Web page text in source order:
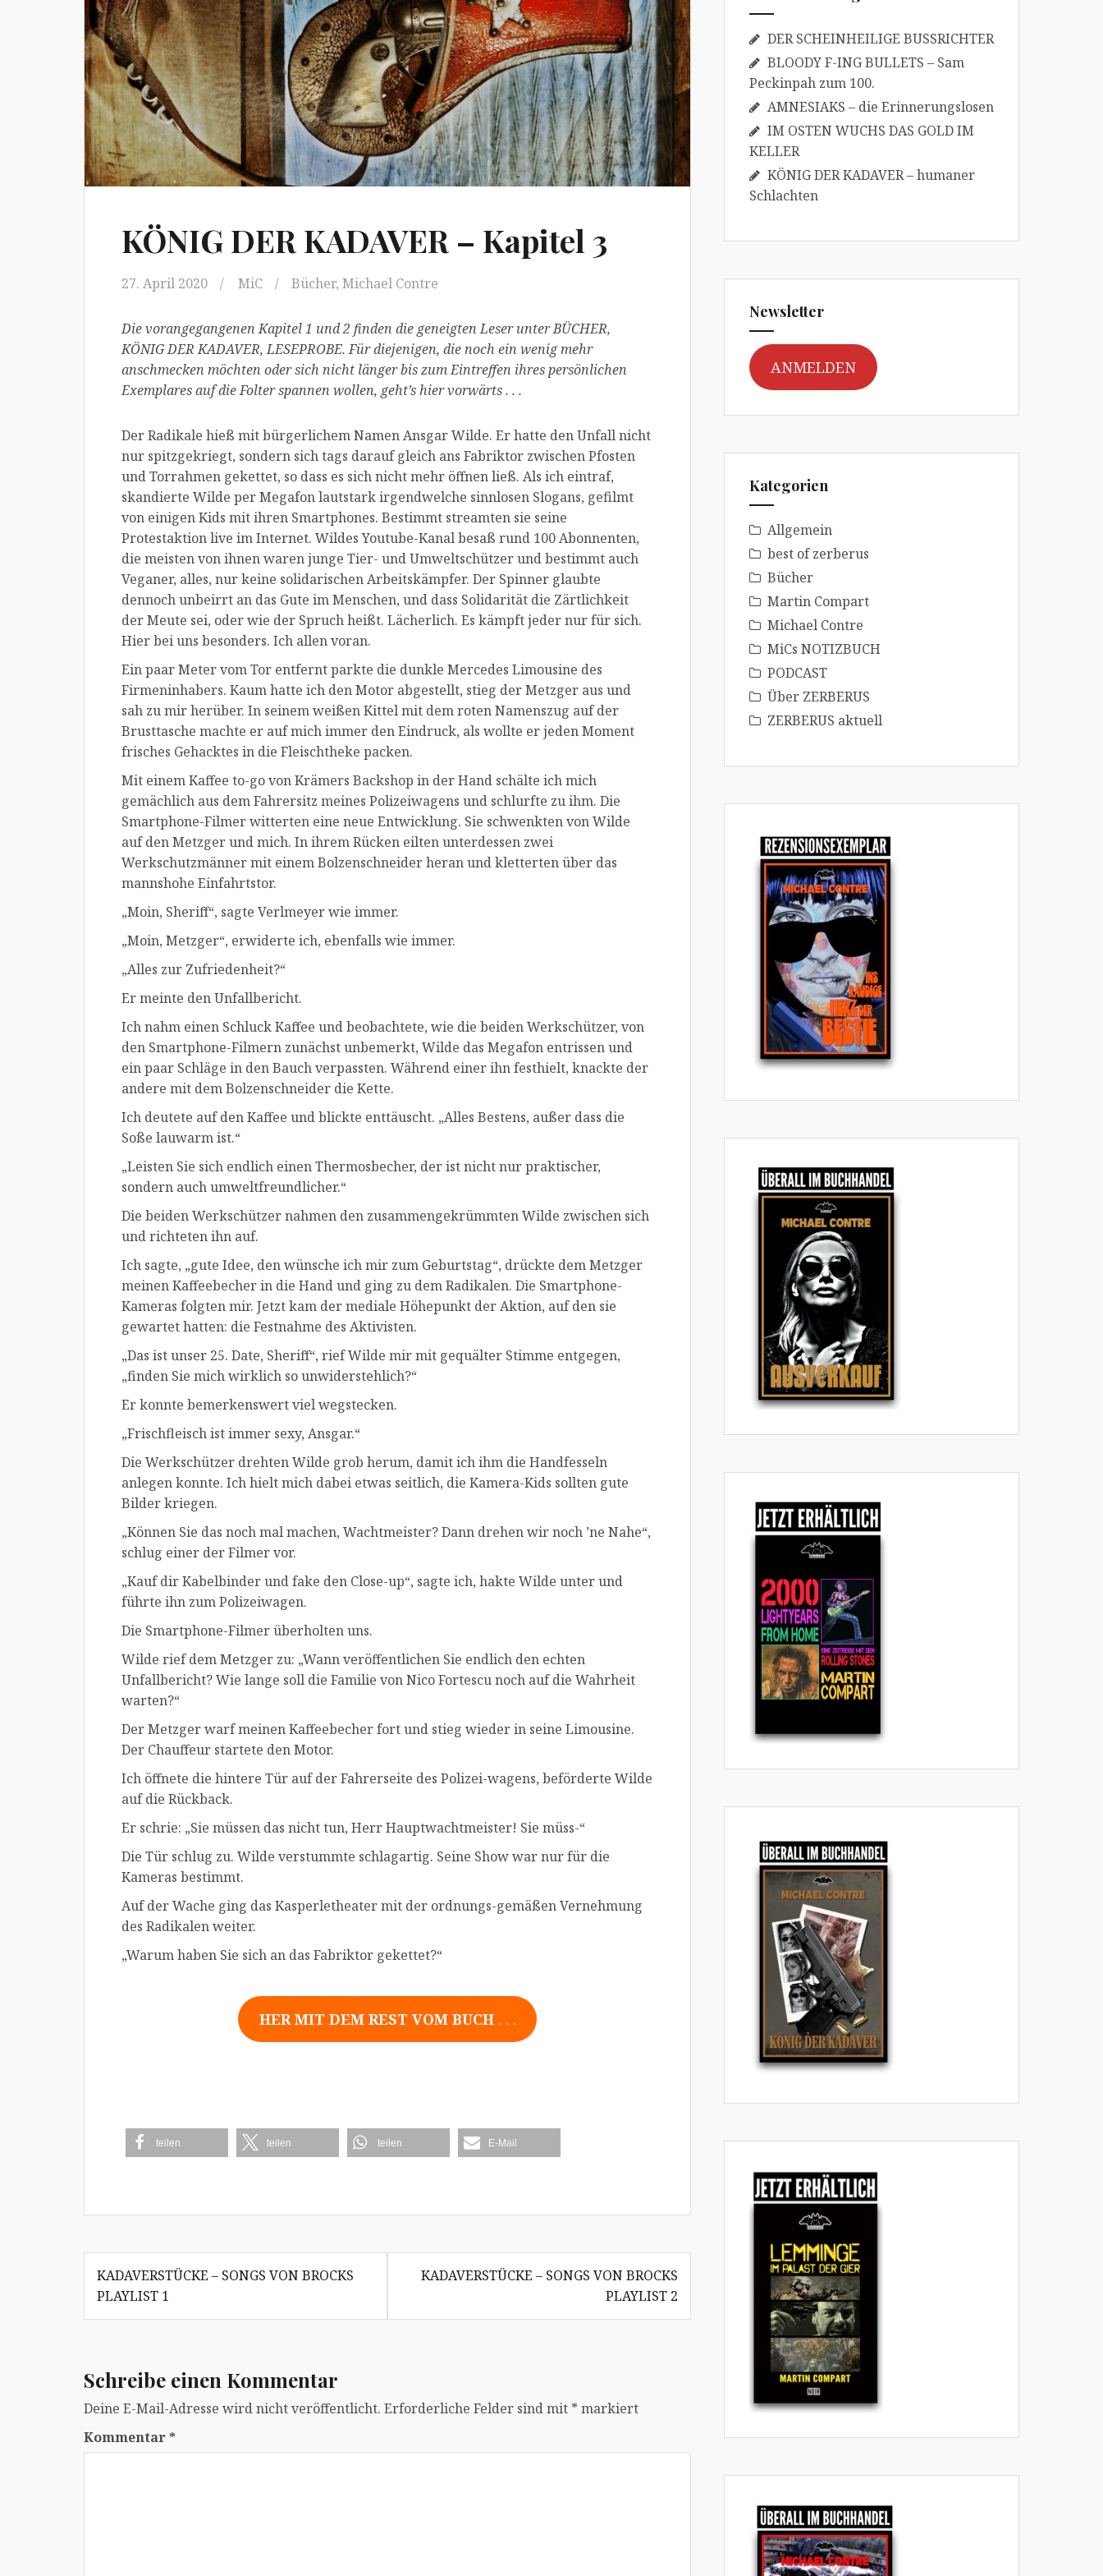
KÖNIG DER KADAVER – Kapitel 3
27. April 2020 MiC Bücher, Michael Contre
Die vorangegangenen Kapitel 1 und 2 finden die geneigten Leser unter BÜCHER,
KÖNIG DER KADAVER, LESEPROBE. Für diejenigen, die noch ein wenig mehr
anschmecken möchten oder sich nicht länger bis zum Eintreffen ihres persönlichen
Exemplares auf die Folter spannen wollen, geht’s hier vorwärts . . .
Der Radikale hieß mit bürgerlichem Namen Ansgar Wilde. Er hatte den Unfall nicht
nur spitzgekriegt, sondern sich tags darauf gleich ans Fabriktor zwischen Pfosten
und Torrahmen gekettet, so dass es sich nicht mehr öffnen ließ. Als ich eintraf,
skandierte Wilde per Megafon lautstark irgendwelche sinnlosen Slogans, gefilmt
von einigen Kids mit ihren Smartphones. Bestimmt streamten sie seine
Protestaktion live im Internet. Wildes Youtube-Kanal besaß rund 100 Abonnenten,
die meisten von ihnen waren junge Tier- und Umweltschützer und bestimmt auch
Veganer, alles, nur keine solidarischen Arbeitskämpfer. Der Spinner glaubte
dennoch unbeirrt an das Gute im Menschen, und dass Solidarität die Zärtlichkeit
der Meute sei, oder wie der Spruch heißt. Lächerlich. Es kämpft jeder nur für sich.
Hier bei uns besonders. Ich allen voran.
Ein paar Meter vom Tor entfernt parkte die dunkle Mercedes Limousine des
Firmeninhabers. Kaum hatte ich den Motor abgestellt, stieg der Metzger aus und
sah zu mir herüber. In seinem weißen Kittel mit dem roten Namenszug auf der
Brusttasche machte er auf mich immer den Eindruck, als wollte er jeden Moment
frisches Gehacktes in die Fleischtheke packen.
Mit einem Kaffee to-go von Krämers Backshop in der Hand schälte ich mich
gemächlich aus dem Fahrersitz meines Polizeiwagens und schlurfte zu ihm. Die
Smartphone-Filmer witterten eine neue Entwicklung. Sie schwenkten von Wilde
auf den Metzger und mich. In ihrem Rücken eilten unterdessen zwei
Werkschutzmänner mit einem Bolzenschneider heran und kletterten über das
mannshohe Einfahrtstor.
„Moin, Sheriff“, sagte Verlmeyer wie immer.
„Moin, Metzger“, erwiderte ich, ebenfalls wie immer.
„Alles zur Zufriedenheit?“
Er meinte den Unfallbericht.
Ich nahm einen Schluck Kaffee und beobachtete, wie die beiden Werkschützer, von
den Smartphone-Filmern zunächst unbemerkt, Wilde das Megafon entrissen und
ein paar Schläge in den Bauch verpassten. Während einer ihn festhielt, knackte der
andere mit dem Bolzenschneider die Kette.
Ich deutete auf den Kaffee und blickte enttäuscht. „Alles Bestens, außer dass die
Soße lauwarm ist.“
„Leisten Sie sich endlich einen Thermosbecher, der ist nicht nur praktischer,
sondern auch umweltfreundlicher.“
Die beiden Werkschützer nahmen den zusammengekrümmten Wilde zwischen sich
und richteten ihn auf.
Ich sagte, „gute Idee, den wünsche ich mir zum Geburtstag“, drückte dem Metzger
meinen Kaffeebecher in die Hand und ging zu dem Radikalen. Die Smartphone-
Kameras folgten mir. Jetzt kam der mediale Höhepunkt der Aktion, auf den sie
gewartet hatten: die Festnahme des Aktivisten.
„Das ist unser 25. Date, Sheriff“, rief Wilde mir mit gequälter Stimme entgegen,
„finden Sie mich wirklich so unwiderstehlich?“
Er konnte bemerkenswert viel wegstecken.
„Frischfleisch ist immer sexy, Ansgar.“
Die Werkschützer drehten Wilde grob herum, damit ich ihm die Handfesseln
anlegen konnte. Ich hielt mich dabei etwas seitlich, die Kamera-Kids sollten gute
Bilder kriegen.
„Können Sie das noch mal machen, Wachtmeister? Dann drehen wir noch ’ne Nahe“,
schlug einer der Filmer vor.
„Kauf dir Kabelbinder und fake den Close-up“, sagte ich, hakte Wilde unter und
führte ihn zum Polizeiwagen.
Die Smartphone-Filmer überholten uns.
Wilde rief dem Metzger zu: „Wann veröffentlichen Sie endlich den echten
Unfallbericht? Wie lange soll die Familie von Nico Fortescu noch auf die Wahrheit
warten?“
Der Metzger warf meinen Kaffeebecher fort und stieg wieder in seine Limousine.
Der Chauffeur startete den Motor.
Ich öffnete die hintere Tür auf der Fahrerseite des Polizei-wagens, beförderte Wilde
auf die Rückback.
Er schrie: „Sie müssen das nicht tun, Herr Hauptwachtmeister! Sie müss-“
Die Tür schlug zu. Wilde verstummte schlagartig. Seine Show war nur für die
Kameras bestimmt.
Auf der Wache ging das Kasperletheater mit der ordnungs-gemäßen Vernehmung
des Radikalen weiter.
„Warum haben Sie sich an das Fabriktor gekettet?“
HER MIT DEM REST VOM BUCH . . .
teilen teilen teilen E-Mail
Beitragsnavigation
KADAVERSTÜCKE – SONGS VON BROCKS
PLAYLIST 1
KADAVERSTÜCKE – SONGS VON BROCKS
PLAYLIST 2
Schreibe einen Kommentar
Deine E-Mail-Adresse wird nicht veröffentlicht. Erforderliche Felder sind mit * markiert
Kommentar*
DER SCHEINHEILIGE BUSSRICHTER
BLOODY F-ING BULLETS – Sam
Peckinpah zum 100.
AMNESIAKS – die Erinnerungslosen
IM OSTEN WUCHS DAS GOLD IM
KELLER
KÖNIG DER KADAVER – humaner
Schlachten
Newsletter
ANMELDEN
Kategorien
Allgemein
best of zerberus
Bücher
Martin Compart
Michael Contre
MiCs NOTIZBUCH
PODCAST
Über ZERBERUS
ZERBERUS aktuell